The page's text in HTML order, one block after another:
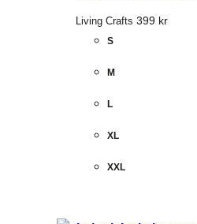
Living Crafts 399 kr
S
M
L
XL
XXL